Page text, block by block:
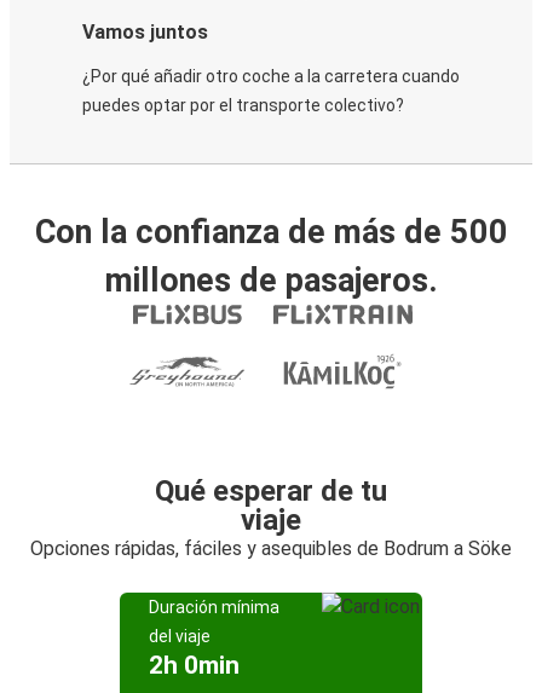
Vamos juntos
¿Por qué añadir otro coche a la carretera cuando
puedes optar por el transporte colectivo?
Con la confianza de más de 500
millones de pasajeros.
Qué esperar de tu
viaje
Opciones rápidas, fáciles y asequibles de Bodrum a Söke
Duración mínima
del viaje
2h 0min